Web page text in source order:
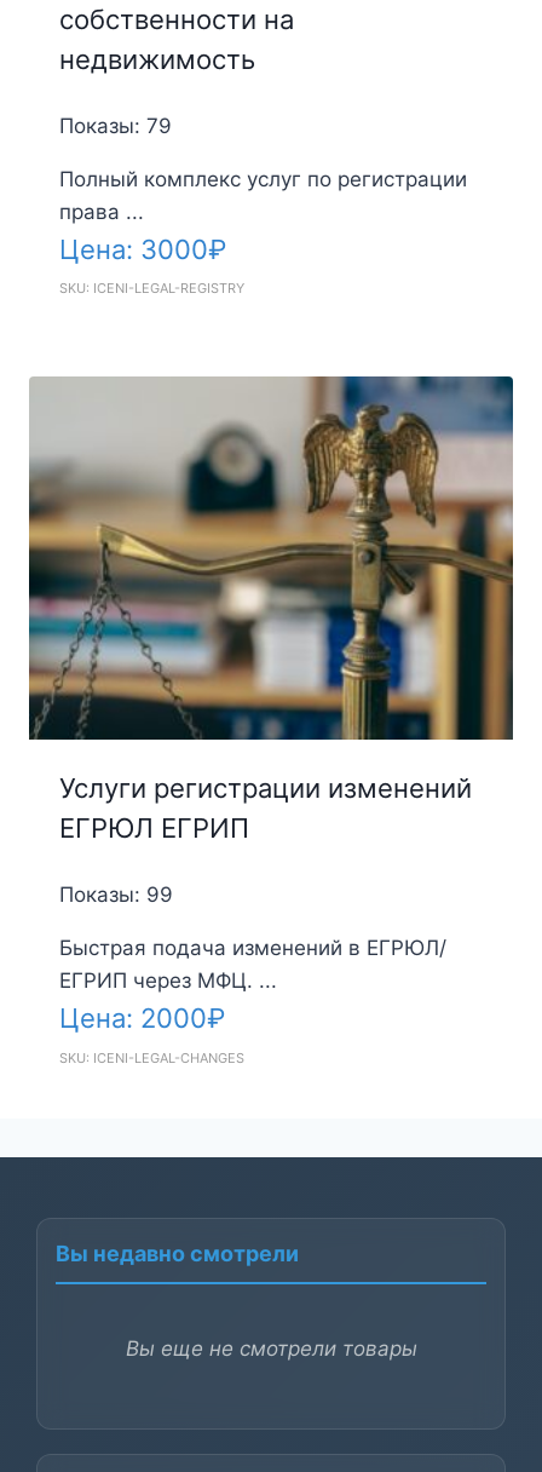
собственности на
недвижимость
Показы: 79
Полный комплекс услуг по регистрации
права ...
Цена: 3000₽
SKU: ICENI-LEGAL-REGISTRY
Услуги регистрации изменений
ЕГРЮЛ ЕГРИП
Показы: 99
Быстрая подача изменений в ЕГРЮЛ/
ЕГРИП через МФЦ. ...
Цена: 2000₽
SKU: ICENI-LEGAL-CHANGES
Вы недавно смотрели
Вы еще не смотрели товары